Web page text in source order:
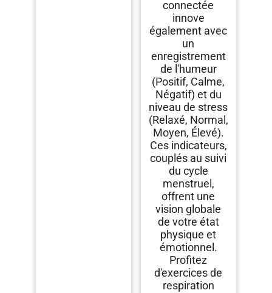
connectée
innove
également avec
un
enregistrement
de l'humeur
(Positif, Calme,
Négatif) et du
niveau de stress
(Relaxé, Normal,
Moyen, Élevé).
Ces indicateurs,
couplés au suivi
du cycle
menstruel,
offrent une
vision globale
de votre état
physique et
émotionnel.
Profitez
d'exercices de
respiration